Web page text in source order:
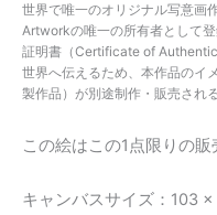
世界で唯一のオリジナル写意画
Artworkの唯一の所有者として
証明書（Certificate of
世界へ伝えるため、本作品のイ
製作品）が別途制作・販売され
この絵はこの1点限りの販
キャンバスサイズ：103